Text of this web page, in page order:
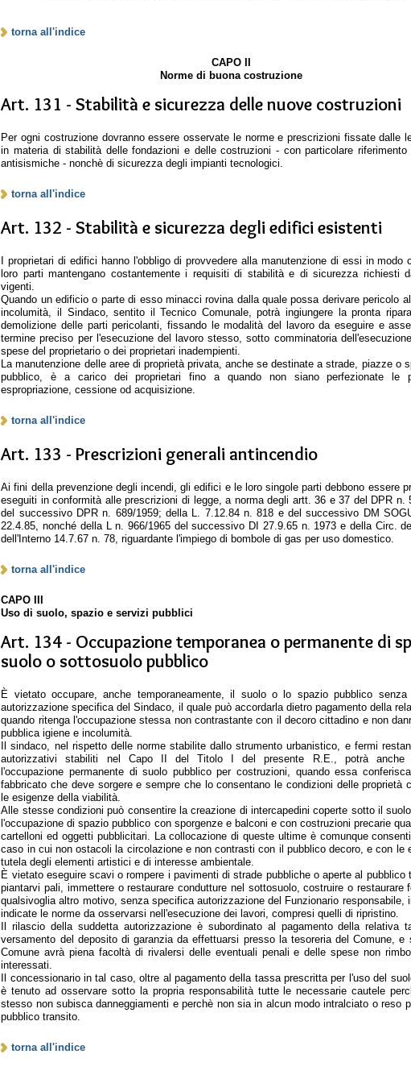
torna all'indice
CAPO II
Norme di buona costruzione
Art. 131 - Stabilità e sicurezza delle nuove costruzioni
Per ogni costruzione dovranno essere osservate le norme e prescrizioni fissate dalle
in materia di stabilità delle fondazioni e delle costruzioni - con particolare riferimento
antisismiche - nonchè di sicurezza degli impianti tecnologici.
torna all'indice
Art. 132 - Stabilità e sicurezza degli edifici esistenti
I proprietari di edifici hanno l'obbligo di provvedere alla manutenzione di essi in modo
loro parti mantengano costantemente i requisiti di stabilità e di sicurezza richiesti
vigenti.
Quando un edificio o parte di esso minacci rovina dalla quale possa derivare pericolo
incolumità, il Sindaco, sentito il Tecnico Comunale, potrà ingiungere la pronta
demolizione delle parti pericolanti, fissando le modalità del lavoro da eseguire e
termine preciso per l'esecuzione del lavoro stesso, sotto comminatoria
spese del proprietario o dei proprietari inadempienti.
La manutenzione delle aree di proprietà privata, anche se destinate a strade, piazze o
pubblico, è a carico dei proprietari fino a quando non siano perfezionate le
espropriazione, cessione od acquisizione.
torna all'indice
Art. 133 - Prescrizioni generali antincendio
Ai fini della prevenzione degli incendi, gli edifici e le loro singole parti debbono essere
eseguiti in conformità alle prescrizioni di legge, a norma degli artt. 36 e 37 del DPR n.
del successivo DPR n. 689/1959; della L. 7.12.84 n. 818 e del successivo DM
22.4.85, nonché della L n. 966/1965 del successivo DI 27.9.65 n. 1973 e della Circ.
dell'Interno 14.7.67 n. 78, riguardante l'impiego di bombole di gas per uso domestico.
torna all'indice
CAPO III
Uso di suolo, spazio e servizi pubblici
Art. 134 - Occupazione temporanea o permanente di
suolo o sottosuolo pubblico
È vietato occupare, anche temporaneamente, il suolo o lo spazio pubblico senza
autorizzazione specifica del Sindaco, il quale può accordarla dietro pagamento della
quando ritenga l'occupazione stessa non contrastante con il decoro cittadino e non
pubblica igiene e incolumità.
Il sindaco, nel rispetto delle norme stabilite dallo strumento urbanistico, e fermi
autorizzativi stabiliti nel Capo II del Titolo I del presente R.E., potrà anche
l'occupazione permanente di suolo pubblico per costruzioni, quando essa
fabbricato che deve sorgere e sempre che lo consentano le condizioni delle proprietà
le esigenze della viabilità.
Alle stesse condizioni può consentire la creazione di intercapedini coperte sotto il
l'occupazione di spazio pubblico con sporgenze e balconi e con costruzioni precarie
cartelloni ed oggetti pubblicitari. La collocazione di queste ultime è comunque
caso in cui non ostacoli la circolazione e non contrasti con il pubblico decoro, e con le
tutela degli elementi artistici e di interesse ambientale.
È vietato eseguire scavi o rompere i pavimenti di strade pubbliche o aperte al pubblico
piantarvi pali, immettere o restaurare condutture nel sottosuolo, costruire o restaurare
qualsivoglia altro motivo, senza specifica autorizzazione del Funzionario responsabile,
indicate le norme da osservarsi nell'esecuzione dei lavori, compresi quelli di ripristino.
Il rilascio della suddetta autorizzazione è subordinato al pagamento della relativa
versamento del deposito di garanzia da effettuarsi presso la tesoreria del Comune, e
Comune avrà piena facoltà di rivalersi delle eventuali penali e delle spese non
interessati.
Il concessionario in tal caso, oltre al pagamento della tassa prescritta per l'uso del
è tenuto ad osservare sotto la propria responsabilità tutte le necessarie cautele
stesso non subisca danneggiamenti e perchè non sia in alcun modo intralciato o reso
pubblico transito.
torna all'indice